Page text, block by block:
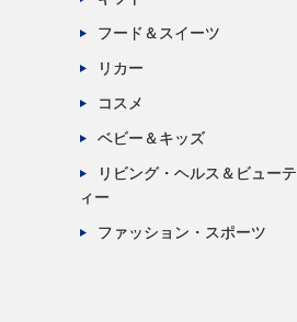
フード＆スイーツ
リカー
コスメ
ベビー＆キッズ
リビング・ヘルス＆ビューテ
ィー
ファッション・スポーツ